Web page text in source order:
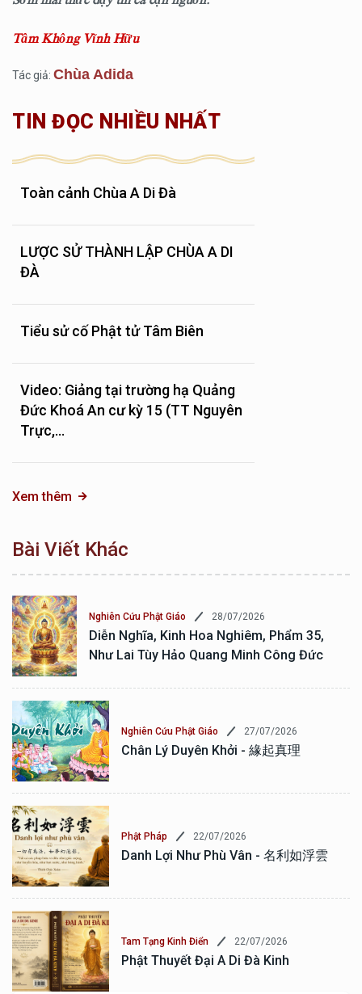
Tâm Không Vĩnh Hữu
Tác giả: Chùa Adida
TIN ĐỌC NHIỀU NHẤT
Toàn cảnh Chùa A Di Đà
LƯỢC SỬ THÀNH LẬP CHÙA A DI
ĐÀ
Tiểu sử cố Phật tử Tâm Biên
Video: Giảng tại trường hạ Quảng
Đức Khoá An cư kỳ 15 (TT Nguyên
Trực,...
Xem thêm
Bài Viết Khác
Nghiên Cứu Phật Giáo 28/07/2026
Diễn Nghĩa, Kinh Hoa Nghiêm, Phẩm 35,
Như Lai Tùy Hảo Quang Minh Công Đức
Nghiên Cứu Phật Giáo 27/07/2026
Chân Lý Duyên Khởi - 緣起真理
Phật Pháp 22/07/2026
Danh Lợi Như Phù Vân - 名利如浮雲
Tam Tạng Kinh Điển 22/07/2026
Phật Thuyết Đại A Di Đà Kinh